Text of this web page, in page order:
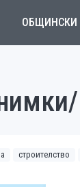
ОБЩИНСКИ
строителство